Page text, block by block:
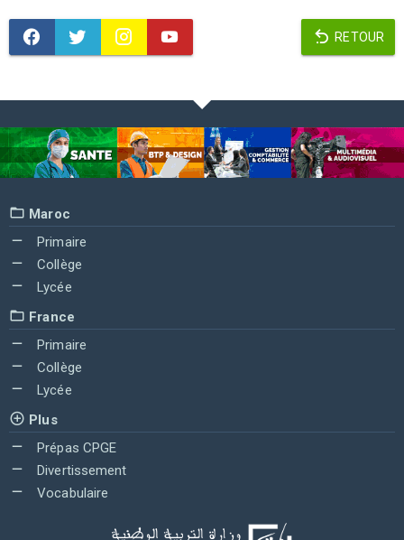
RETOUR
Maroc
Primaire
Collège
Lycée
France
Primaire
Collège
Lycée
Plus
Prépas CPGE
Divertissement
Vocabulaire